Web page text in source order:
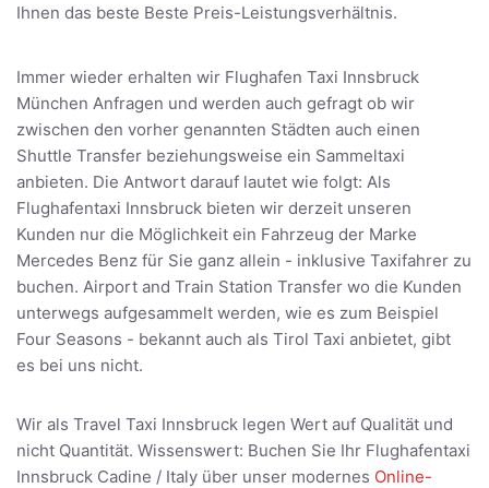
Ihnen das beste Beste Preis-Leistungsverhältnis.
Immer wieder erhalten wir Flughafen Taxi Innsbruck
München Anfragen und werden auch gefragt ob wir
zwischen den vorher genannten Städten auch einen
Shuttle Transfer beziehungsweise ein Sammeltaxi
anbieten. Die Antwort darauf lautet wie folgt: Als
Flughafentaxi Innsbruck bieten wir derzeit unseren
Kunden nur die Möglichkeit ein Fahrzeug der Marke
Mercedes Benz für Sie ganz allein - inklusive Taxifahrer zu
buchen. Airport and Train Station Transfer wo die Kunden
unterwegs aufgesammelt werden, wie es zum Beispiel
Four Seasons - bekannt auch als Tirol Taxi anbietet, gibt
es bei uns nicht.
Wir als Travel Taxi Innsbruck legen Wert auf Qualität und
nicht Quantität. Wissenswert: Buchen Sie Ihr Flughafentaxi
Innsbruck Cadine / Italy über unser modernes Online-